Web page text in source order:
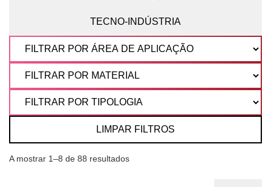
TECNO-INDÚSTRIA
LIMPAR FILTROS
A mostrar 1–8 de 88 resultados